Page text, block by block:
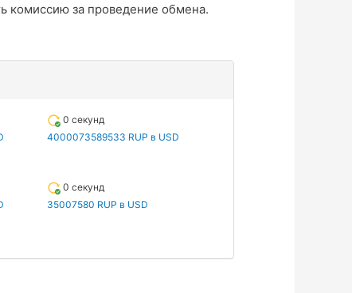
комиссию за проведение обмена.
0 секунд
4000073589533 RUP в USD
0 секунд
35007580 RUP в USD